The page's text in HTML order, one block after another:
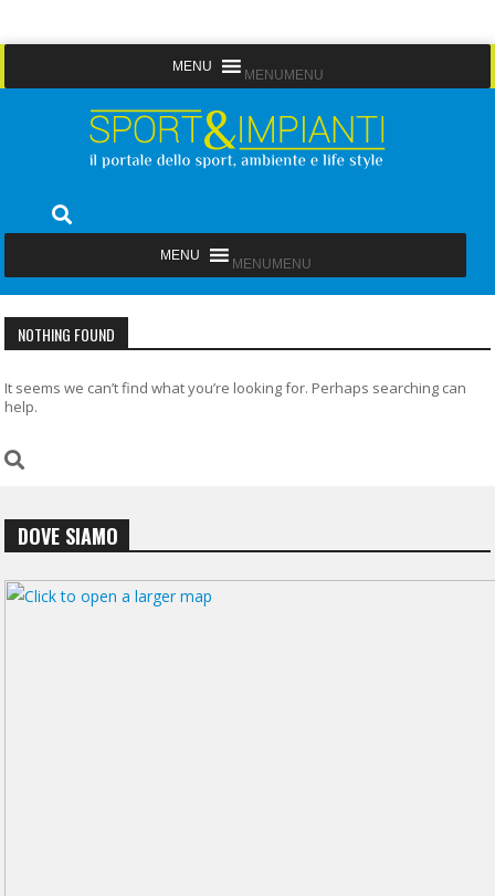
to
MENU MENU
Sport&Impianti
MENU MENU
NOTHING FOUND
It seems we can’t find what you’re looking for. Perhaps searching can
help.
DOVE SIAMO